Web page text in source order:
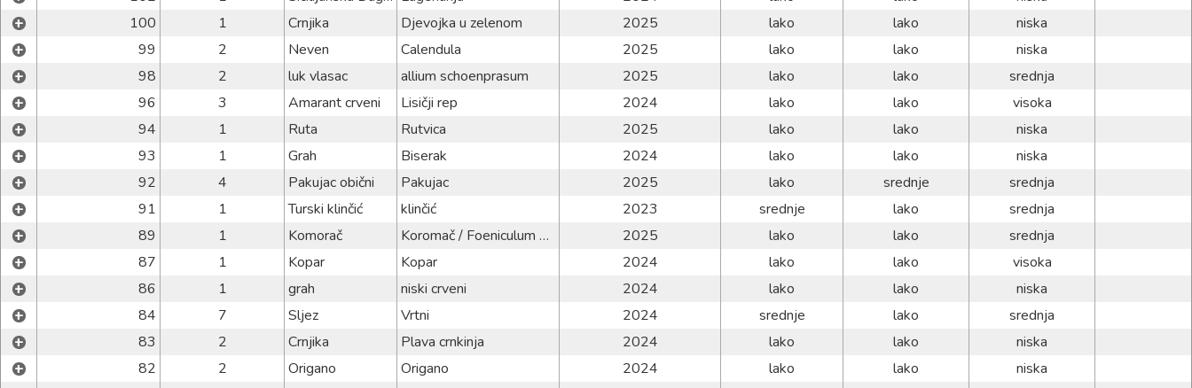
+ 100 1 Crnjika Djevojka u zelenom 2025 lako lako niska
+ 99 2 Neven Calendula 2025 lako lako niska
+ 98 2 luk vlasac allium schoenprasum 2025 lako lako srednja
+ 96 3 Amarant crveni Lisičji rep 2024 lako lako visoka
+ 94 1 Ruta Rutvica 2025 lako lako niska
+ 93 1 Grah Biserak 2024 lako lako niska
+ 92 4 Pakujac obični Pakujac 2025 lako srednje srednja
+ 91 1 Turski klinčić klinčić 2023 srednje lako srednja
+ 89 1 Komorač Koromač / Foeniculum vulgare 2025 lako lako srednja
+ 87 1 Kopar Kopar 2024 lako lako visoka
+ 86 1 grah niski crveni 2024 lako lako niska
+ 84 7 Sljez Vrtni 2024 srednje lako srednja
+ 83 2 Crnjika Plava crnkinja 2024 lako lako niska
+ 82 2 Origano Origano 2024 lako lako niska